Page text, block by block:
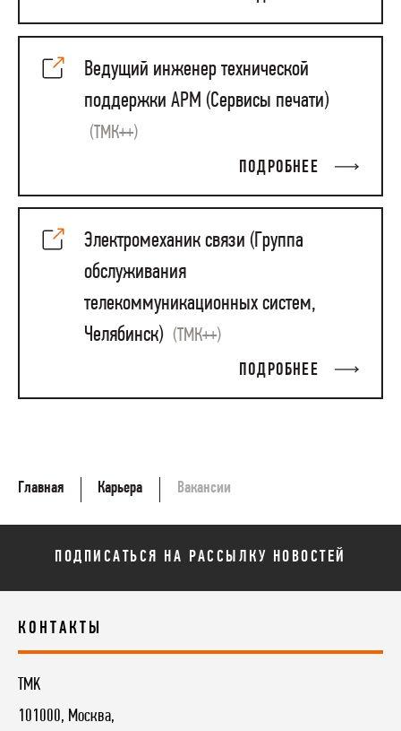
Ведущий инженер технической
поддержки АРМ (Сервисы печати)
(ТМК++)
ПОДРОБНЕЕ
Электромеханик связи (Группа
обслуживания
телекоммуникационных систем,
Челябинск) (ТМК++)
ПОДРОБНЕЕ
Главная Карьера Вакансии
ПОДПИСАТЬСЯ НА РАССЫЛКУ НОВОСТЕЙ
КОНТАКТЫ
TMK
101000, Москва,